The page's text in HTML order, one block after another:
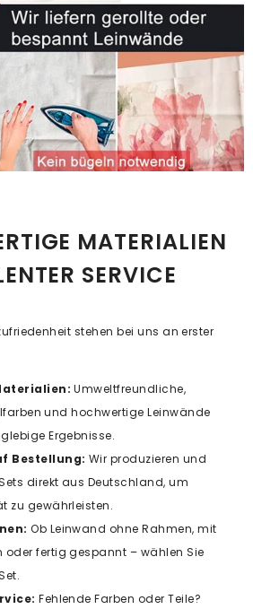
MATERIALIEN
SERVICE
stehen bei uns an erster
Umweltfreundliche,
und hochwertige Leinwände
Ergebnisse.
Bestellung: Wir produzieren und
direkt aus Deutschland, um
zu gewährleisten.
Ob Leinwand ohne Rahmen, mit
oder fertig gespannt – wählen Sie
Fehlende Farben oder Teile?